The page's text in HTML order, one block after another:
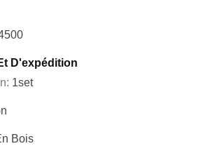
D'expédition
1set
Bois